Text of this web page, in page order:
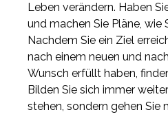
Leben verändern. Haben
und machen Sie Pläne, wie
Nachdem Sie ein Ziel
nach einem neuen und
Wunsch erfüllt haben,
Bilden Sie sich immer
stehen, sondern gehen Sie